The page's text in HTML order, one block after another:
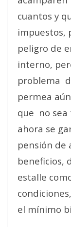
cuantos y
impuestos,
peligro de
interno,
problema
permea
que no
ahora se
pensión de
beneficios,
estalle
el mínimo